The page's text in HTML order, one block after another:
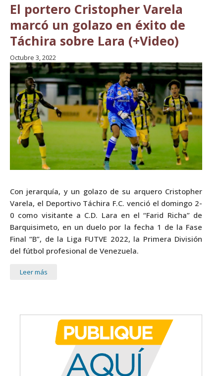
El portero Cristopher Varela
marcó un golazo en éxito de
Táchira sobre Lara (+Video)
Octubre 3, 2022
Con jerarquía, y un golazo de su arquero Cristopher
Varela, el Deportivo Táchira F.C. venció el domingo 2-
0 como visitante a C.D. Lara en el “Farid Richa” de
Barquisimeto, en un duelo por la fecha 1 de la Fase
Final “B”, de la Liga FUTVE 2022, la Primera División
del fútbol profesional de Venezuela.
Leer más